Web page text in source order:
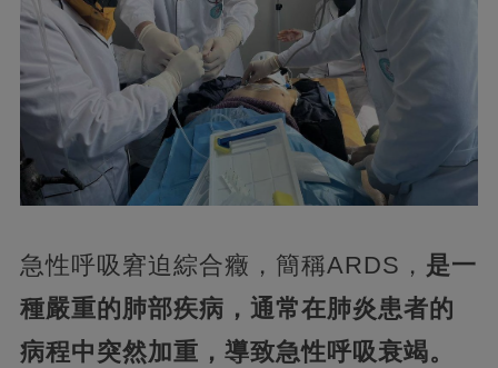
急性呼吸窘迫綜合癥，簡稱ARDS， 是一
種嚴重的肺部疾病，通常在肺炎患者的
病程中突然加重，導致急性呼吸衰竭。